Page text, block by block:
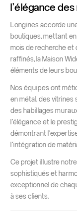
l’élégance
Longines accorde
boutiques, mettant
mois de recherche et
raffinés, la Maison
éléments de leurs
Nos équipes ont
en métal, des vitrines
des habillages
l’élégance et le
démontrant
l’intégration de
Ce projet illustre
sophistiqués et
exceptionnel de
à ses clients.